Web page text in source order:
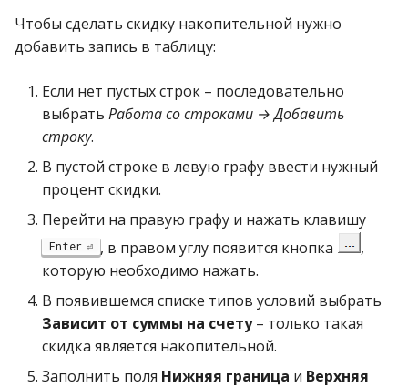
Чтобы сделать скидку накопительной нужно
добавить запись в таблицу:
Если нет пустых строк – последовательно
выбрать Работа со строками → Добавить
строку.
В пустой строке в левую графу ввести нужный
процент скидки.
Перейти на правую графу и нажать клавишу
Enter , в правом углу появится кнопка
,
которую необходимо нажать.
В появившемся списке типов условий выбрать
Зависит от суммы на счету– только такая
скидка является накопительной.
Заполнить поля Нижняя граница и Верхняя